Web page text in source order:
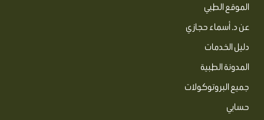
الموقع الطبي
عن د. أسماء حجازي
دليل الخدمات
المدونة الطبية
جميع البروتوكولات
حسابي